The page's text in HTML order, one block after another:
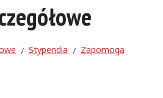
Stypendia
Zapomoga